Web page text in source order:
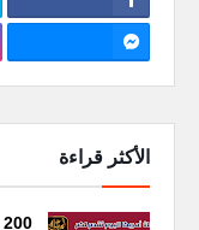
الأكثر قراءة